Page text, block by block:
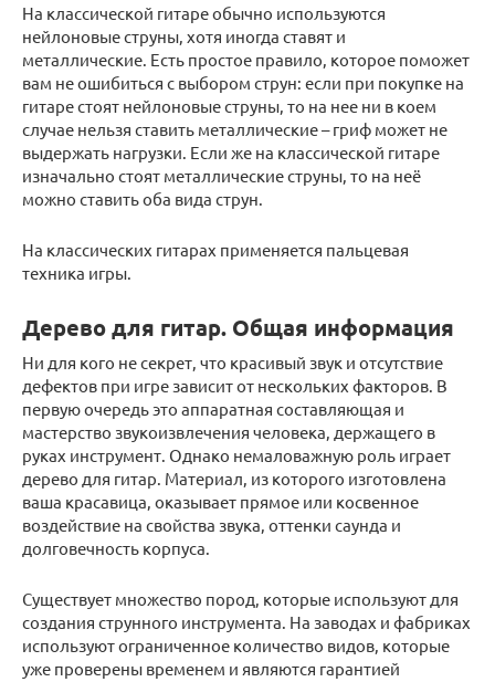
На классической гитаре обычно используются
нейлоновые струны, хотя иногда ставят и
металлические. Есть простое правило, которое поможет
вам не ошибиться с выбором струн: если при покупке на
гитаре стоят нейлоновые струны, то на нее ни в коем
случае нельзя ставить металлические – гриф может не
выдержать нагрузки. Если же на классической гитаре
изначально стоят металлические струны, то на неё
можно ставить оба вида струн.
На классических гитарах применяется пальцевая
техника игры.
Дерево для гитар. Общая информация
Ни для кого не секрет, что красивый звук и отсутствие
дефектов при игре зависит от нескольких факторов. В
первую очередь это аппаратная составляющая и
мастерство звукоизвлечения человека, держащего в
руках инструмент. Однако немаловажную роль играет
дерево для гитар. Материал, из которого изготовлена
ваша красавица, оказывает прямое или косвенное
воздействие на свойства звука, оттенки саунда и
долговечность корпуса.
Существует множество пород, которые используют для
создания струнного инструмента. На заводах и фабриках
используют ограниченное количество видов, которые
уже проверены временем и являются гарантией